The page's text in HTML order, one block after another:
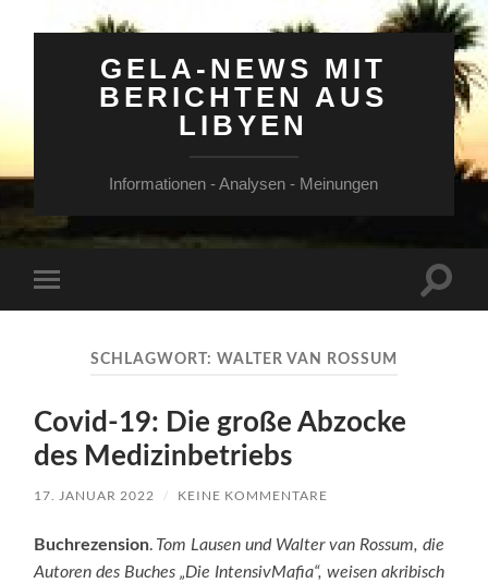
GELA-NEWS MIT
BERICHTEN AUS
LIBYEN
Informationen - Analysen - Meinungen
Mobile-
Menü
SCHLAGWORT: WALTER VAN ROSSUM
Covid-19: Die große Abzocke
des Medizinbetriebs
17. JANUAR 2022 / KEINE KOMMENTARE
Buchrezension. Tom Lausen und Walter van Rossum, die
Autoren des Buches „Die IntensivMafia“, weisen akribisch